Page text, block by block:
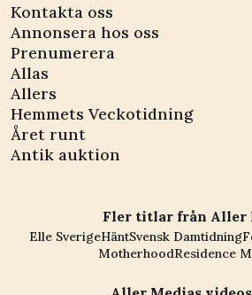
Kontakta oss
Annonsera hos oss
Prenumerera
Allas
Allers
Hemmets Veckotidning
Året runt
Antik auktion
Fler titlar från Aller
Elle SverigeHäntSvensk Damtidning
MotherhoodResidence